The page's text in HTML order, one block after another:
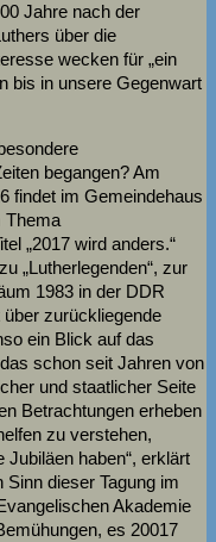
Jahre nach der
über die
wecken für „ein
bis in unsere Gegenwart
begangen? Am
findet im Gemeindehaus
Thema
„2017 wird anders.“
„Lutherlegenden“, zur
1983 in der DDR
zurückliegende
ein Blick auf das
schon seit Jahren von
und staatlicher Seite
Betrachtungen erheben
zu verstehen,
haben“, erklärt
dieser Tagung im
Akademie
es 20017